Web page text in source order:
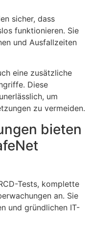
sicher, dass
funktionieren. Sie
und Ausfallzeiten
eine zusätzliche
Diese
um
zu vermeiden.
bieten
Tests, komplette
an. Sie
und gründlichen IT-